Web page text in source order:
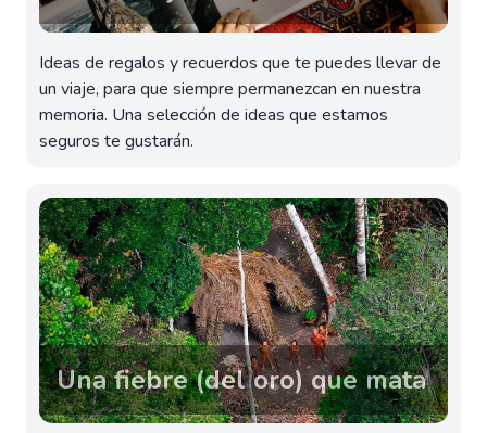
Ideas de regalos y recuerdos que te puedes llevar de
un viaje, para que siempre permanezcan en nuestra
memoria. Una selección de ideas que estamos
seguros te gustarán.
Una fiebre (del oro) que mata